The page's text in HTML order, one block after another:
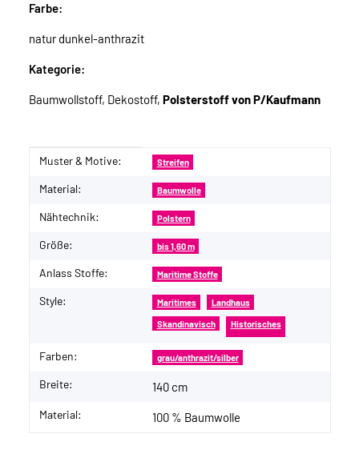
Farbe:
natur dunkel-anthrazit
Kategorie:
Baumwollstoff, Dekostoff, Polsterstoff von P/Kaufmann
Produkteigenschaft
Wert
Muster & Motive: Streifen
Material: Baumwolle
Nähtechnik: Polstern
Größe: bis 1,60 m
Anlass Stoffe: Maritime Stoffe
Style: Maritimes Landhaus
Skandinavisch Historisches
Farben: grau/anthrazit/silber
Breite: 140 cm
Material: 100 % Baumwolle